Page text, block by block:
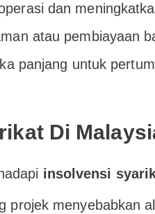
dan
atau pembiayaan
panjang untuk
Di
insolvensi
projek menyebabkan